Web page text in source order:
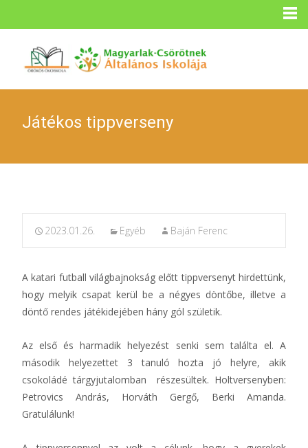
Játékos tippverseny
2023.01.26. Egyéb Baján Ferenc
A katari futball világbajnokság előtt tippversenyt hirdettünk,
hogy melyik csapat kerül be a négyes döntőbe, illetve a
döntő rendes játékidejében hány gól születik.
Az első és harmadik helyezést senki sem találta el. A
második helyezettet 3 tanuló hozta jó helyre, akik
csokoládé tárgyjutalomban részesültek. Holtversenyben:
Petrovics András, Horváth Gergő, Berki Amanda.
Gratulálunk!